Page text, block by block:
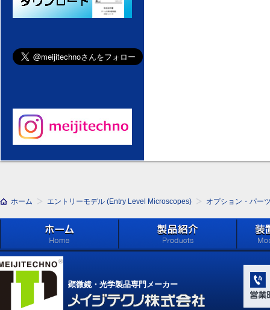
ホーム エントリーモデル (Entry Level Microscopes) オプション・パー
ホーム
学系」
Light
顕微鏡・光学製品専門メーカー